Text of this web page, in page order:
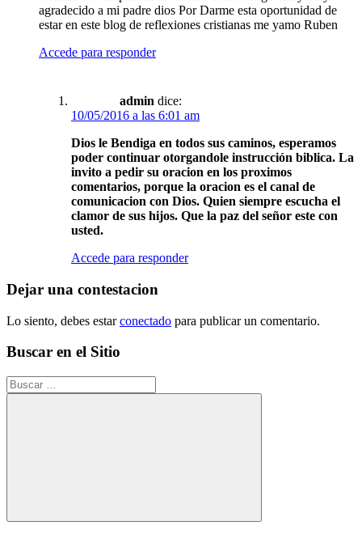
agradecido a mi padre dios Por Darme esta oportunidad de
estar en este blog de reflexiones cristianas me yamo Ruben
Accede para responder
admin dice:
10/05/2016 a las 6:01 am
Dios le Bendiga en todos sus caminos, esperamos
poder continuar otorgandole instrucción biblica. La
invito a pedir su oracion en los proximos
comentarios, porque la oracion es el canal de
comunicacion con Dios. Quien siempre escucha el
clamor de sus hijos. Que la paz del señor este con
usted.
Accede para responder
Dejar una contestacion
Lo siento, debes estarconectado para publicar un comentario.
Buscar en el Sitio
Buscar:
Buscar